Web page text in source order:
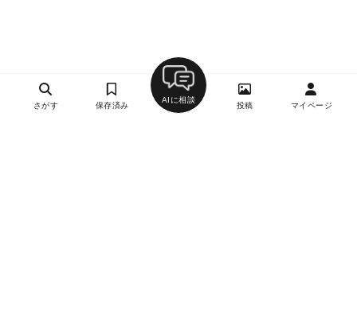
さがす 保存済み
AIに相談
投稿 マイページ